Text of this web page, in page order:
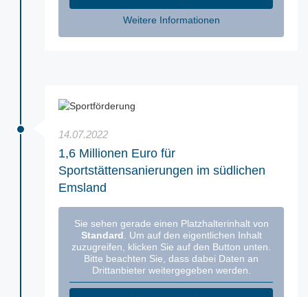
Weitere Informationen
14.07.2022
1,6 Millionen Euro für
Sportstättensanierungen im südlichen
Emsland
Sie sehen gerade einen Platzhalterinhalt von
Standard. Um auf den eigentlichen Inhalt
zuzugreifen, klicken Sie auf den Button unten.
Bitte beachten Sie, dass dabei Daten an
Drittanbieter weitergegeben werden.